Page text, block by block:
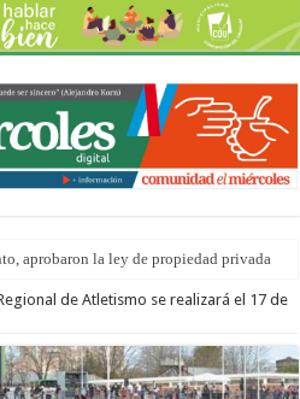
aprobaron la ley de propiedad privada
de los 90 niños, niñas y adolescentes que
de Atletismo se realizará el 17 de